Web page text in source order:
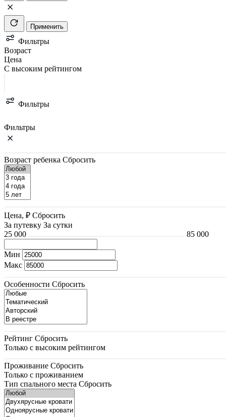
Применить
Фильтры
Возраст
Цена
С высоким рейтингом
Фильтры
Фильтры
Возраст ребенка Сбросить
Цена, ₽ Сбросить
За путевку За сутки
25 000
85 000
Мин
Макс
Особенности Сбросить
Рейтинг Сбросить
Только с высоким рейтингом
Проживание Сбросить
Только с проживанием
Тип спального места Сбросить